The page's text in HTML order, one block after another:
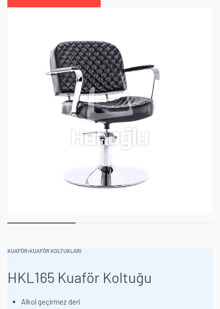
KUAFÖR›KUAFÖR KOLTUKLARI
HKL165 Kuaför Koltuğu
Alkol geçirmez deri